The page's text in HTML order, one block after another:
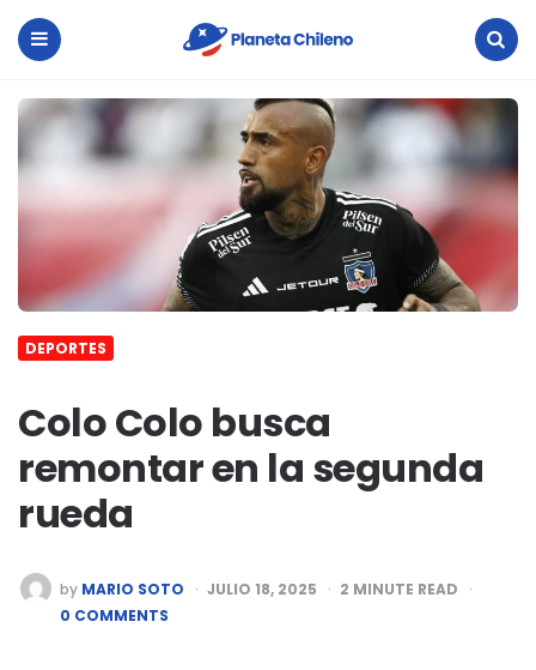
Planeta
Chileno
DEPORTES
Colo Colo busca
remontar en la segunda
rueda
POSTED
BY
by MARIO SOTO JULIO 18, 2025 2 MINUTE READ
0 COMMENTS